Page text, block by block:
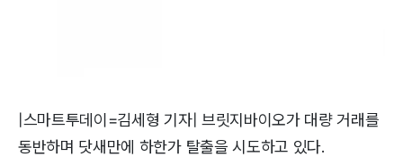
|스마트투데이=김세형 기자| 브릿지바이오가 대량 거래를
동반하며 닷새만에 하한가 탈출을 시도하고 있다.